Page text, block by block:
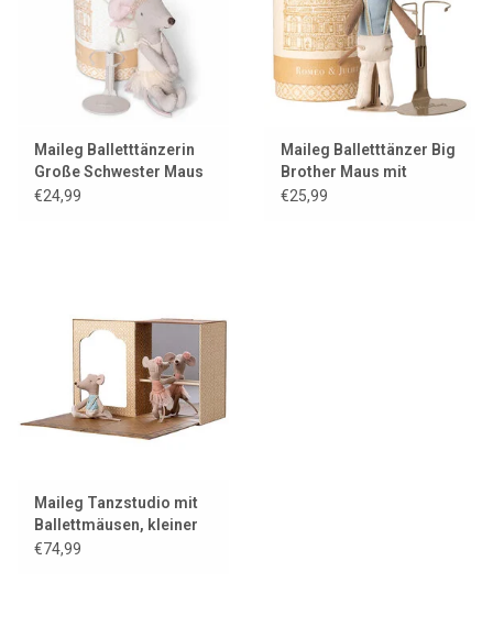
Maileg Balletttänzerin
Große Schwester Maus
mit Ständer und
€24,99
Maileg Balletttänzer Big
Brother Maus mit
Ständer und
€25,99
Maileg Tanzstudio mit
Ballettmäusen, kleiner
Schwester und Bruder
€74,99